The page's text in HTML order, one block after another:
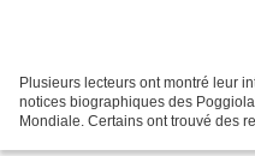
Plusieurs lecteurs ont montré leur
notices biographiques des
Mondiale. Certains ont trouvé des